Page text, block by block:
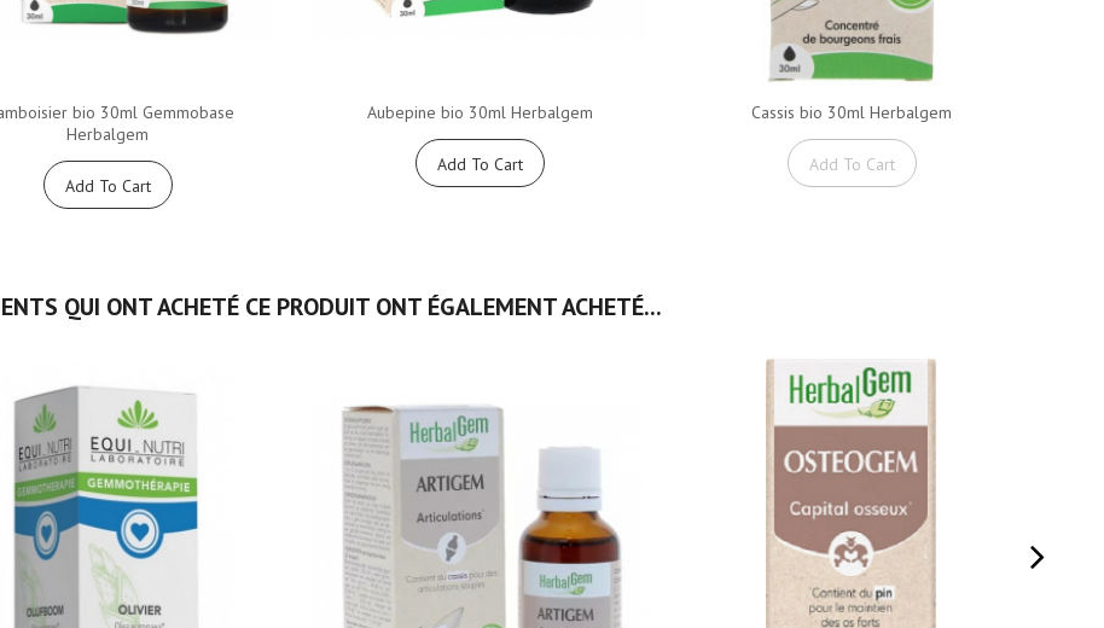
bio 30ml Gemmobase
Herbalgem
Add To Cart
Aubepine bio 30ml Herbalgem
Add To Cart
Cassis bio 30ml Herbalgem
Add To Cart
QUI ONT ACHETÉ CE PRODUIT ONT ÉGALEMENT ACHETÉ...